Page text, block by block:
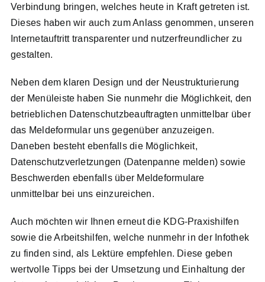
Kontakt
Search
Verbindung bringen, welches heute in Kraft getreten ist.
Dieses haben wir auch zum Anlass genommen, unseren
Internetauftritt transparenter und nutzerfreundlicher zu
gestalten.
Neben dem klaren Design und der Neustrukturierung
der Menüleiste haben Sie nunmehr die Möglichkeit, den
betrieblichen Datenschutzbeauftragten unmittelbar über
das Meldeformular uns gegenüber anzuzeigen.
Daneben besteht ebenfalls die Möglichkeit,
Datenschutzverletzungen (Datenpanne melden) sowie
Beschwerden ebenfalls über Meldeformulare
unmittelbar bei uns einzureichen.
Auch möchten wir Ihnen erneut die KDG-Praxishilfen
sowie die Arbeitshilfen, welche nunmehr in der Infothek
zu finden sind, als Lektüre empfehlen. Diese geben
wertvolle Tipps bei der Umsetzung und Einhaltung der